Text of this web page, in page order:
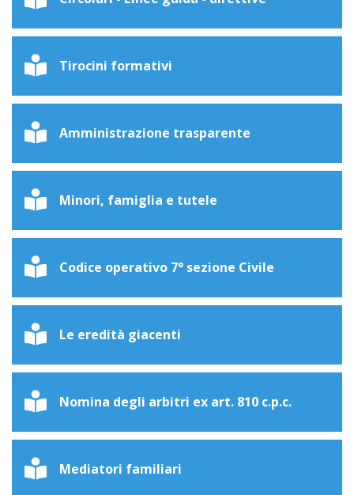
Tirocini formativi
Amministrazione trasparente
Minori, famiglia e tutele
Codice operativo 7° sezione Civile
Le eredità giacenti
Nomina degli arbitri ex art. 810 c.p.c.
Mediatori familiari